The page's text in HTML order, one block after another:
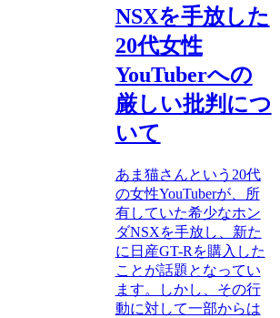
NSXを手放した
20代女性
YouTuberへの
厳しい批判につ
いて
あま猫さんという20代
の女性YouTuberが、所
有していた希少なホン
ダNSXを手放し、新た
に日産GT-Rを購入した
ことが話題となってい
ます。しかし、その行
動に対して一部からは